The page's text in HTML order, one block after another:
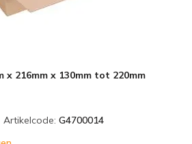
x 216mm x 130mm tot 220mm
Artikelcode: G4700014